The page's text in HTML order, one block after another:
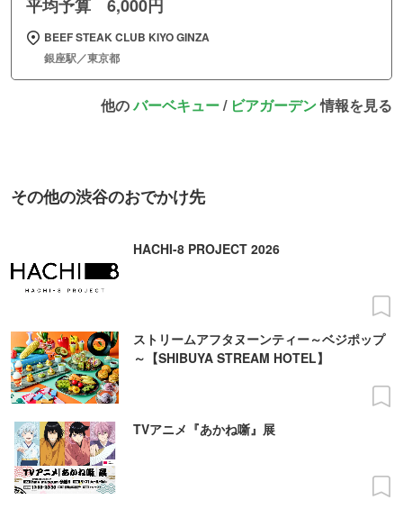
平均予算 6,000円
BEEF STEAK CLUB KIYO GINZA
銀座駅／東京都
他のバーベキュー/ ビアガーデン情報を見る
その他の渋谷のおでかけ先
HACHI-8 PROJECT 2026
ストリームアフタヌーンティー～ベジポップ
～【SHIBUYA STREAM HOTEL】
TVアニメ『あかね噺』展